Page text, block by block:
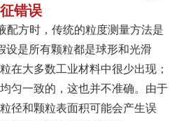
错误
配方时，传统的粒度测量方法是
设是所有颗粒都是球形和光滑
在大多数工业材料中很少出现；
匀一致的，这也并不准确。由于
径和颗粒表面积可能会产生误